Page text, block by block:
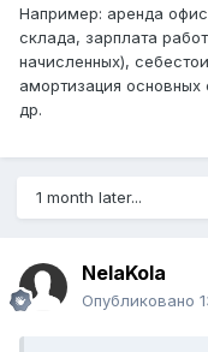
Например: аренда
склада, зарплата
начисленных),
амортизация
др.
1 month later...
NelaKola
Опубликовано